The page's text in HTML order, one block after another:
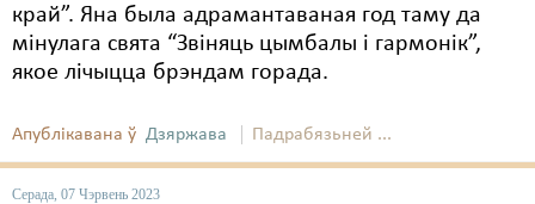
край”. Яна была адрамантаваная год таму да
мінулага свята “Звіняць цымбалы і гармонік”,
якое лічыцца брэндам горада.
Апублікавана ў Дзяржава Падрабязьней ...
Серада, 07 Чэрвень 2023